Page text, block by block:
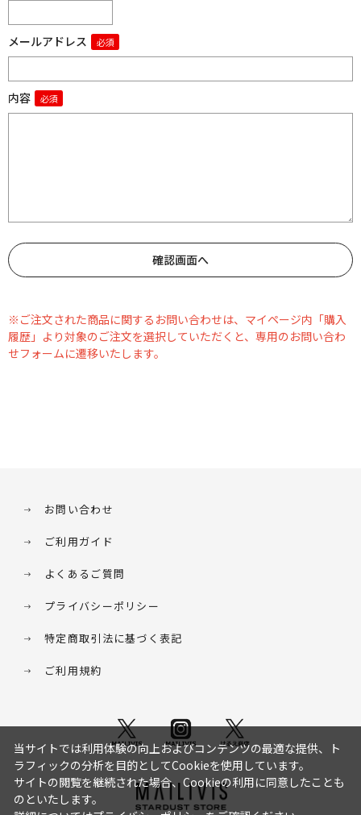
メールアドレス
内容
※ご注文された商品に関するお問い合わせは、マイページ内「購入
履歴」より対象のご注文を選択していただくと、専用のお問い合わ
せフォームに遷移いたします。
お問い合わせ
ご利用ガイド
よくあるご質問
プライバシーポリシー
特定商取引法に基づく表記
ご利用規約
当サイトでは利用体験の向上およびコンテンツの最適な提供、ト
ラフィックの分析を目的としてCookieを使用しています。
サイトの閲覧を継続された場合、Cookieの利用に同意したことも
のといたします。